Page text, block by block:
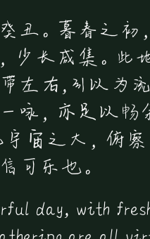
丑。暮春之
少长咸集。此
左右,引以为
咏，亦足以畅
宙之大，俯
可乐也。
day, with